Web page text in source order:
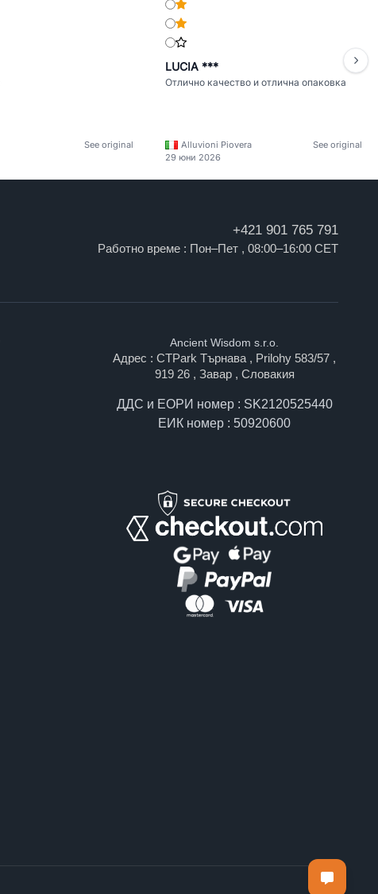
See original
LUCIA ***
Отлично качество и отлична опаковка
Alluvioni Piovera
See original
29 юни 2026
+421 901 765 791
Работно време : Пон–Пет , 08:00–16:00 CET
Ancient Wisdom s.r.o.
Адрес : CTPark Търнава , Prilohy 583/57 ,
919 26 , Завар , Словакия
ДДС и ЕОРИ номер : SK2120525440
ЕИК номер : 50920600